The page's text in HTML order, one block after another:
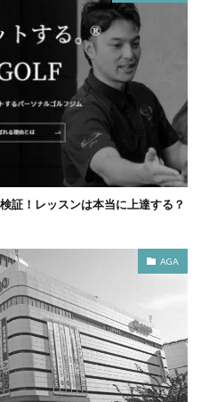
証！レッスンは本当に上達する？
AGA